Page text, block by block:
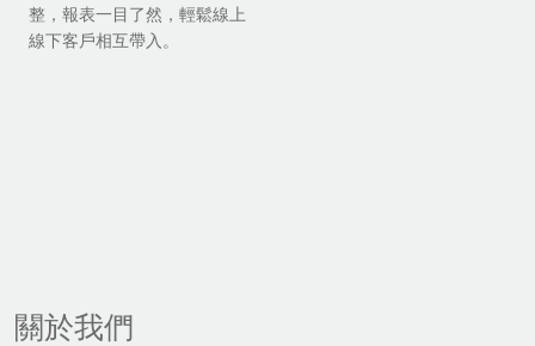
整，報表一目了然，輕鬆線上
線下客戶相互帶入。
關於我們